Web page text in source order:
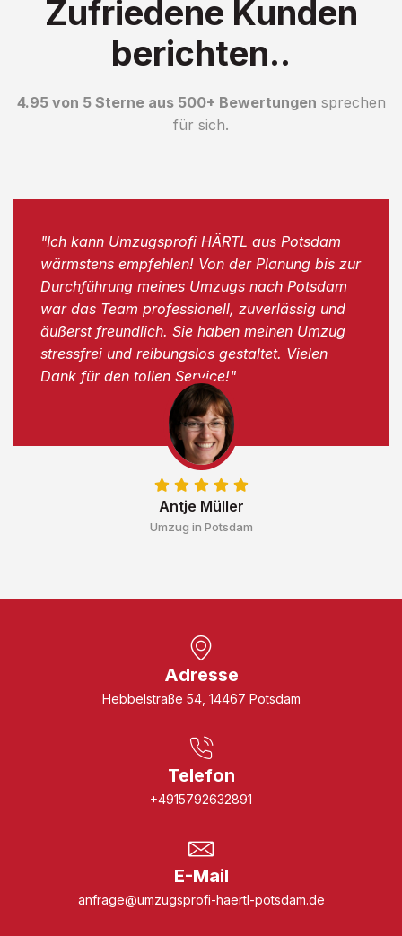
Zufriedene Kunden
berichten..
4.95 von 5 Sterne aus 500+ Bewertungen sprechen
für sich.
Antje Müller
Umzug in Potsdam
"Ich kann Umzugsprofi HÄRTL aus Potsdam
wärmstens empfehlen! Von der Planung bis zur
Durchführung meines Umzugs nach Potsdam
war das Team professionell, zuverlässig und
äußerst freundlich. Sie haben meinen Umzug
stressfrei und reibungslos gestaltet. Vielen
Dank für den tollen Service!"
Adresse
Hebbelstraße 54, 14467 Potsdam
Telefon
+4915792632891
E-Mail
anfrage@umzugsprofi-haertl-potsdam.de